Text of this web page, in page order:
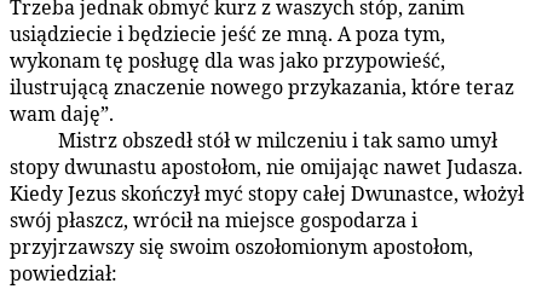
Trzeba jednak obmyć kurz z waszych stóp, zanim
usiądziecie i będziecie jeść ze mną. A poza tym,
wykonam tę posługę dla was jako przypowieść,
ilustrującą znaczenie nowego przykazania, które teraz
wam daję”.
Mistrz obszedł stół w milczeniu i tak samo umył
stopy dwunastu apostołom, nie omijając nawet Judasza.
Kiedy Jezus skończył myć stopy całej Dwunastce, włożył
swój płaszcz, wrócił na miejsce gospodarza i
przyjrzawszy się swoim oszołomionym apostołom,
powiedział: